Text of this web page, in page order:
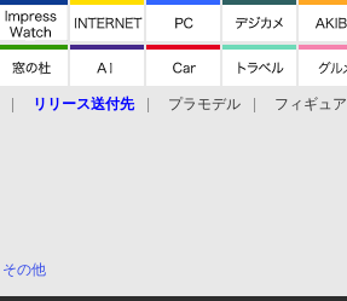
リリース送付先 プラモデル フィギュア
その他